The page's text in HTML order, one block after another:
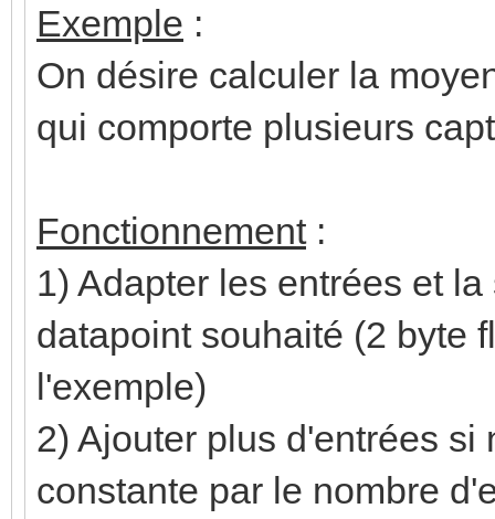
Exemple :
On désire calculer la
qui comporte plusieurs
Fonctionnement:
1) Adapter les entrées et
datapoint souhaité (2 byte
l'exemple)
2) Ajouter plus d'entrées
constante par le nombre